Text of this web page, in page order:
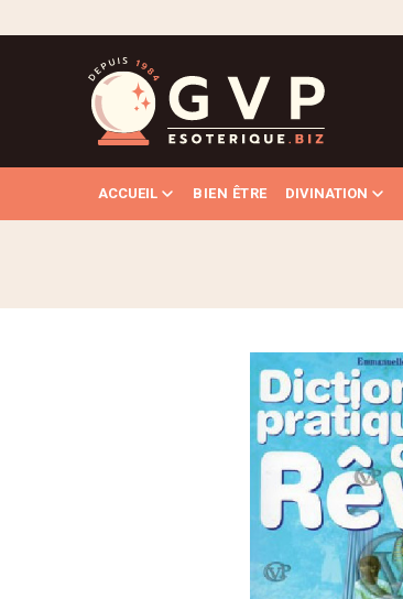
ACCUEIL BIEN ÊTRE DIVINATION